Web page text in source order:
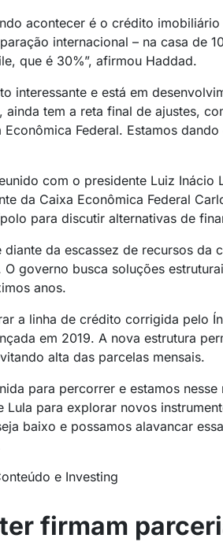
acontecer é o crédito
internacional – na casa de
que é 30%”, afirmou Haddad.
interessante e está em
ainda tem a reta final de ajustes,
Econômica Federal. Estamos
com o presidente Luiz Inácio
da Caixa Econômica Federal
para discutir alternativas de
diante da escassez de recursos
governo busca soluções
anos.
a linha de crédito corrigida pelo
em 2019. A nova estrutura
alta das parcelas mensais.
para percorrer e estamos
Lula para explorar novos
baixo e possamos alavancar
e Investing
firmam